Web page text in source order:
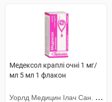
Медексол краплі очні 1 мг/
мл 5 мл 1 флакон
Уорлд Медицин Ілач Сан. Ве